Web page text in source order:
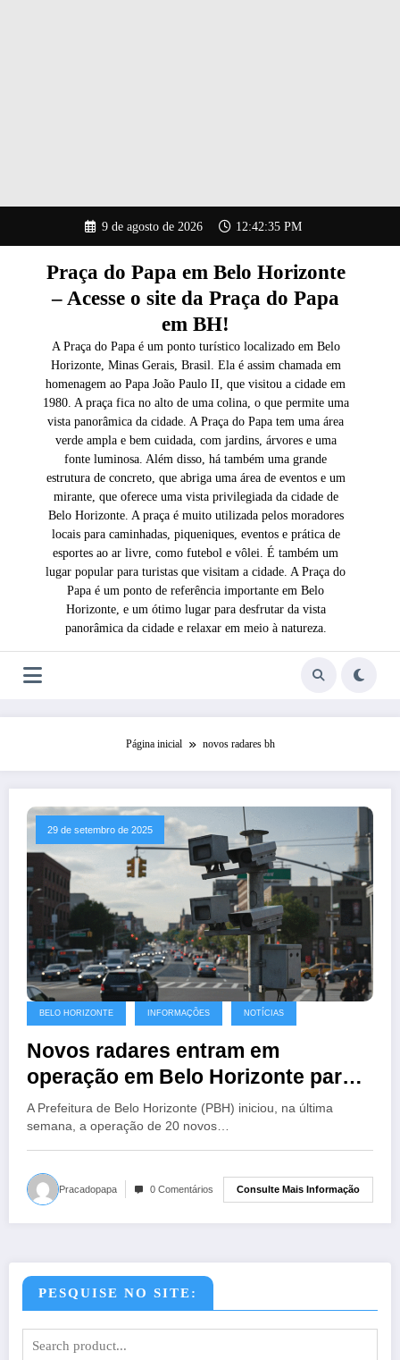
o
9 de agosto de 2026 12:42:36 PM
Praça do Papa em Belo Horizonte
– Acesse o site da Praça do Papa
em BH!
A Praça do Papa é um ponto turístico localizado em Belo
Horizonte, Minas Gerais, Brasil. Ela é assim chamada em
homenagem ao Papa João Paulo II, que visitou a cidade em
1980. A praça fica no alto de uma colina, o que permite uma
vista panorâmica da cidade. A Praça do Papa tem uma área
verde ampla e bem cuidada, com jardins, árvores e uma
fonte luminosa. Além disso, há também uma grande
estrutura de concreto, que abriga uma área de eventos e um
mirante, que oferece uma vista privilegiada da cidade de
Belo Horizonte. A praça é muito utilizada pelos moradores
locais para caminhadas, piqueniques, eventos e prática de
esportes ao ar livre, como futebol e vôlei. É também um
lugar popular para turistas que visitam a cidade. A Praça do
Papa é um ponto de referência importante em Belo
Horizonte, e um ótimo lugar para desfrutar da vista
panorâmica da cidade e relaxar em meio à natureza.
Página inicial novos radares bh
29 de setembro de 2025
BELO HORIZONTE INFORMAÇÕES NOTÍCIAS
Novos radares entram em
operação em Belo Horizonte para
reforçar a segurança no trânsito
A Prefeitura de Belo Horizonte (PBH) iniciou, na última
semana, a operação de 20 novos…
Pracadopapa 0 Comentários Consulte Mais Informação
PESQUISE NO SITE: